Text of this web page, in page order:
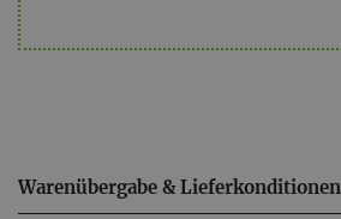
Warenübergabe & Lieferkonditionen